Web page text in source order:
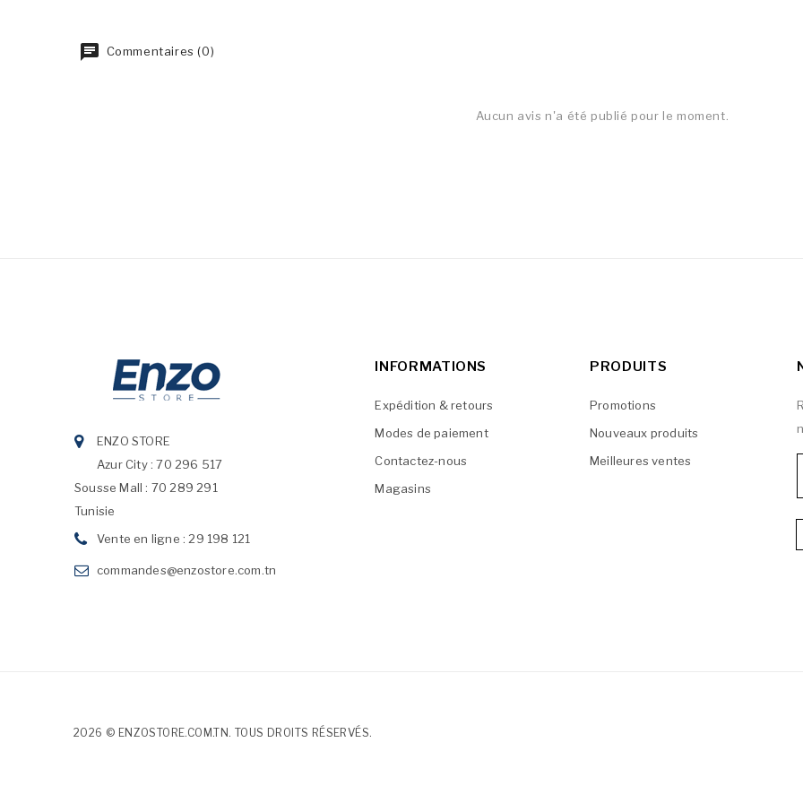
Commentaires (0)
Aucun avis n'a été publié pour le moment.
ENZO STORE
Azur City : 70 296 517
Sousse Mall : 70 289 291
Tunisie
Vente en ligne : 29 198 121
commandes@enzostore.com.tn
INFORMATIONS
Expédition & retours
Modes de paiement
Contactez-nous
Magasins
PRODUITS
Promotions
Nouveaux produits
Meilleures ventes
2026 © ENZOSTORE.COM.TN. TOUS DROITS RÉSERVÉS.